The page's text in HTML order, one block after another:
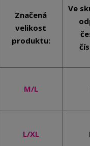
Značená
velikost
produktu:
Ve
M/L
L/XL